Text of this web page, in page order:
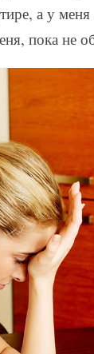
а у
пока не